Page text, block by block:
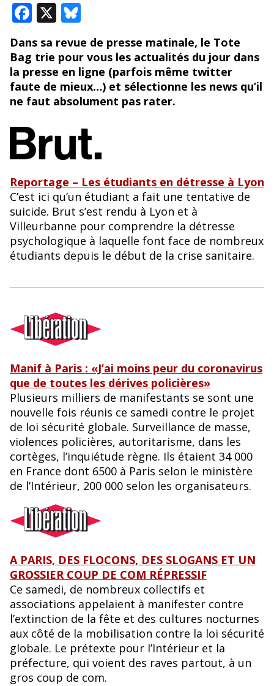
F
e
b
o
o
k
X Bl
e
sk
y
Dans sa revue de presse matinale, le Tote
Bag trie pour vous les actualités du jour dans
la presse en ligne (parfois même twitter
faute de mieux…) et sélectionne les news qu’il
ne faut absolument pas rater.
Reportage – Les étudiants en détresse à Lyon
C’est ici qu’un étudiant a fait une tentative de
suicide. Brut s’est rendu à Lyon et à
Villeurbanne pour comprendre la détresse
psychologique à laquelle font face de nombreux
étudiants depuis le début de la crise sanitaire.
Manif à Paris : «J’ai moins peur du coronavirus
que de toutes les dérives policières»
Plusieurs milliers de manifestants se sont une
nouvelle fois réunis ce samedi contre le projet
de loi sécurité globale. Surveillance de masse,
violences policières, autoritarisme, dans les
cortèges, l’inquiétude règne. Ils étaient 34 000
en France dont 6500 à Paris selon le ministère
de l’Intérieur, 200 000 selon les organisateurs.
A PARIS, DES FLOCONS, DES SLOGANS ET UN
GROSSIER COUP DE COM RÉPRESSIF
Ce samedi, de nombreux collectifs et
associations appelaient à manifester contre
l’extinction de la fête et des cultures nocturnes
aux côté de la mobilisation contre la loi sécurité
globale. Le prétexte pour l’Intérieur et la
préfecture, qui voient des raves partout, à un
gros coup de com.